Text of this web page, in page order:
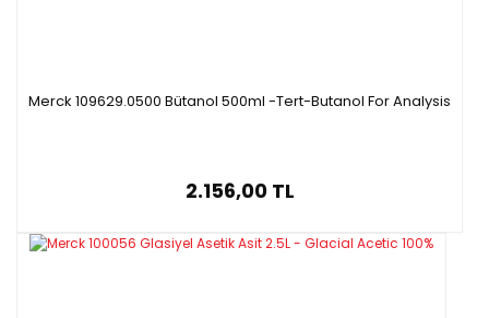
Merck 109629.0500 Bütanol 500ml -Tert-Butanol For Analysis
2.156,00 TL